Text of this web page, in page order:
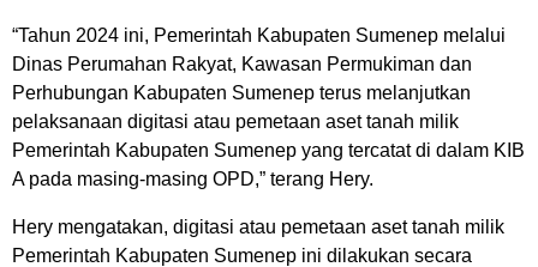
“Tahun 2024 ini, Pemerintah Kabupaten Sumenep melalui
Dinas Perumahan Rakyat, Kawasan Permukiman dan
Perhubungan Kabupaten Sumenep terus melanjutkan
pelaksanaan digitasi atau pemetaan aset tanah milik
Pemerintah Kabupaten Sumenep yang tercatat di dalam KIB
A pada masing-masing OPD,” terang Hery.
Hery mengatakan, digitasi atau pemetaan aset tanah milik
Pemerintah Kabupaten Sumenep ini dilakukan secara